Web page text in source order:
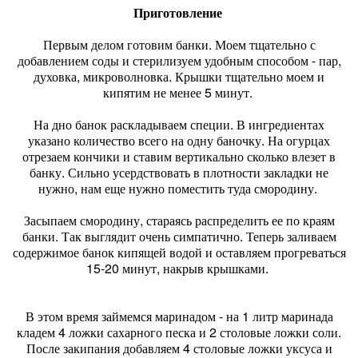
Приготовление
Первым делом готовим банки. Моем тщательно с
добавлением соды и стерилизуем удобным способом - пар,
духовка, микроволновка. Крышки тщательно моем и
кипятим не менее 5 минут.
На дно банок раскладываем специи. В ингредиентах
указано количество всего на одну баночку. На огурцах
отрезаем кончики и ставим вертикально сколько влезет в
банку. Сильно усердствовать в плотности закладки не
нужно, нам еще нужно поместить туда смородину.
Засыпаем смородину, стараясь распределить ее по краям
банки. Так выглядит очень симпатично. Теперь заливаем
содержимое банок кипящей водой и оставляем прогреваться
15-20 минут, накрыв крышками.
В этом время займемся маринадом - на 1 литр маринада
кладем 4 ложки сахарного песка и 2 столовые ложки соли.
После закипания добавляем 4 столовые ложки уксуса и